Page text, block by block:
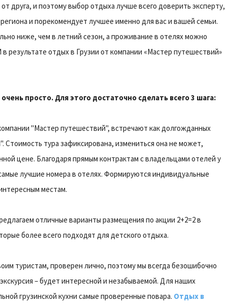
друга, и поэтому выбор отдыха лучше всего доверить эксперту,
и порекомендует лучшее именно для вас и вашей семьи.
ниже, чем в летний сезон, а проживание в отелях можно
результате отдых в Грузии от компании «Мастер путешествий»
просто. Для этого достаточно сделать всего 3 шага:
"Мастер путешествий", встречают как долгожданных
Стоимость тура зафиксирована, измениться она не может,
цене. Благодаря прямым контрактам с владельцами отелей у
лучшие номера в отелях. Формируются индивидуальные
местам.
отличные варианты размещения по акции 2+2=2 в
более всего подходят для детского отдыха.
туристам, проверен лично, поэтому мы всегда безошибочно
– будет интересной и незабываемой. Для наших
грузинской кухни самые проверенные повара. Отдых в